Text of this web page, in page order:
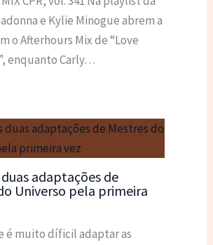
e Kylie Minogue abrem a
o Afterhours Mix de “Love
enquanto Carly…
duas adaptações de
Universo pela primeira
é muito díficil adaptar as